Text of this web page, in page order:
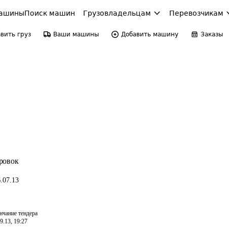
Поиск машин Грузовладельцам Перевозчикам
груз Ваши машины Добавить машину Заказы
тендера
19:27